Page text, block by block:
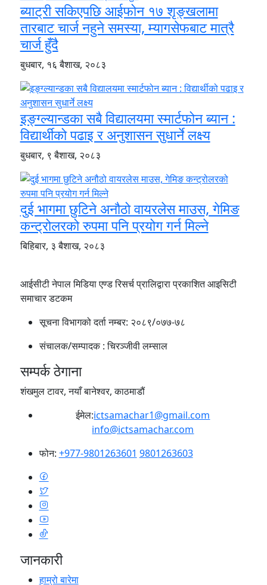
ब्याट्री सकिएपछि आईफोन १७ शृङ्खलामा
तारबाट चार्ज नहुने समस्या, म्यागसेफबाट मात्रै
चार्ज हुँदै
बुधबार, १६ बैशाख, २०८३
इङ्ग्ल्यान्डका सबै विद्यालयमा स्मार्टफोन ब्यान :
विद्यार्थीको पढाइ र अनुशासन सुधार्ने लक्ष्य
बुधबार, ९ बैशाख, २०८३
दुई भागमा छुटिने अनौठो वायरलेस माउस, गेमिङ
कन्ट्रोलरको रुपमा पनि प्रयोग गर्न मिल्ने
बिहिबार, ३ बैशाख, २०८३
आईसीटी नेपाल मिडिया एण्ड रिसर्च प्रालिद्वारा प्रकाशित आइसिटी
समाचार डटकम
सूचना विभागको दर्ता नम्बर: २०८९/०७७-७८
संचालक/सम्पादक :चिरञ्जीवी लम्साल
सम्पर्क ठेगाना
शंखमुल टावर, नयाँ बानेश्वर, काठमाडौं
ईमेल:ictsamachar1@gmail.com
info@ictsamachar.com
फोन: +977-9801263601 9801263603
जानकारी
हाम्रो बारेमा